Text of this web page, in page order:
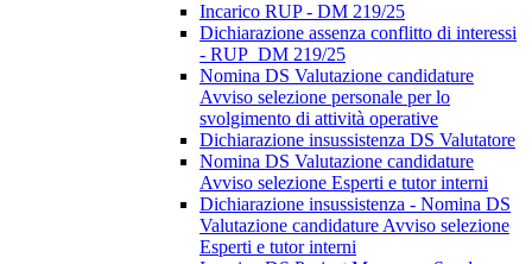
Incarico RUP - DM 219/25
Dichiarazione assenza conflitto di interessi
- RUP_DM 219/25
Nomina DS Valutazione candidature
Avviso selezione personale per lo
svolgimento di attività operative
Dichiarazione insussistenza DS Valutatore
Nomina DS Valutazione candidature
Avviso selezione Esperti e tutor interni
Dichiarazione insussistenza - Nomina DS
Valutazione candidature Avviso selezione
Esperti e tutor interni